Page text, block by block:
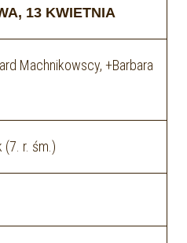
13 KWIETNIA
Machnikowscy, +Barbara
(7. r. śm.)